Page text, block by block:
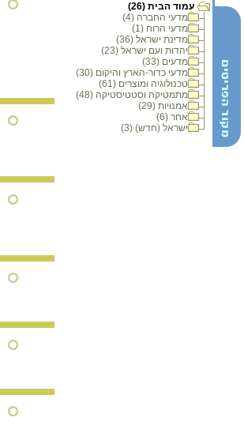
עמוד הבית (26)
מדעי החברה (4)
מדעי הרוח (1)
מדינת ישראל (36)
יהדות ועם ישראל (23)
מדעים (33)
מדעי כדור-הארץ והיקום (30)
טכנולוגיה ומוצרים (61)
מתמטיקה וסטטיסטיקה (48)
אמנויות (29)
אחר (6)
ישראל (חדש) (3)